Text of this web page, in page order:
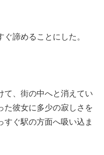
諦めることにした。
て、街の中へと消えてい
た彼女に多少の寂しさを
ぐ駅の方面へ吸い込ま